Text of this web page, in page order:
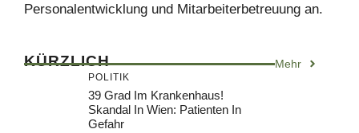
Personalentwicklung und Mitarbeiterbetreuung an.
KÜRZLICH Mehr
POLITIK
39 Grad Im Krankenhaus!
Skandal In Wien: Patienten In
Gefahr